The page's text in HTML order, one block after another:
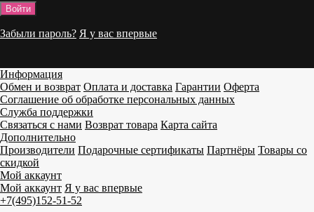
Забыли пароль? Я у вас впервые
Информация
Обмен и возврат Оплата и доставка Гарантии Оферта
Соглашение об обработке персональных данных
Служба поддержки
Связаться с нами Возврат товара Карта сайта
Дополнительно
Производители Подарочные сертификаты Партнёры Товары со
скидкой
Мой аккаунт
Мой аккаунт Я у вас впервые
+7(495)152-51-52